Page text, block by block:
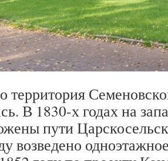
территория
В 1830-х годах на
пути
возведено